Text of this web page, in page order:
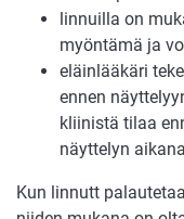
linnuilla on
myöntämä ja
eläinlääkäri
ennen
kliinistä tilaa
näyttelyn
Kun linnutt